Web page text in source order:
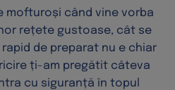
mofturoși când vine vorba
rețete gustoase, cât se
de preparat nu e chiar
ți-am pregătit câteva
cu siguranță în topul